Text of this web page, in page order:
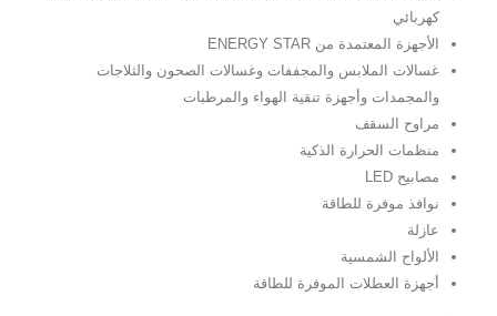
كهربائي
الأجهزة المعتمدة من ENERGY STAR
غسالات الملابس والمجففات وغسالات الصحون والثلاجات
والمجمدات وأجهزة تنقية الهواء والمرطبات
مراوح السقف
منظمات الحرارة الذكية
مصابيح LED
نوافذ موفرة للطاقة
عازلة
الألواح الشمسية
أجهزة العطلات الموفرة للطاقة